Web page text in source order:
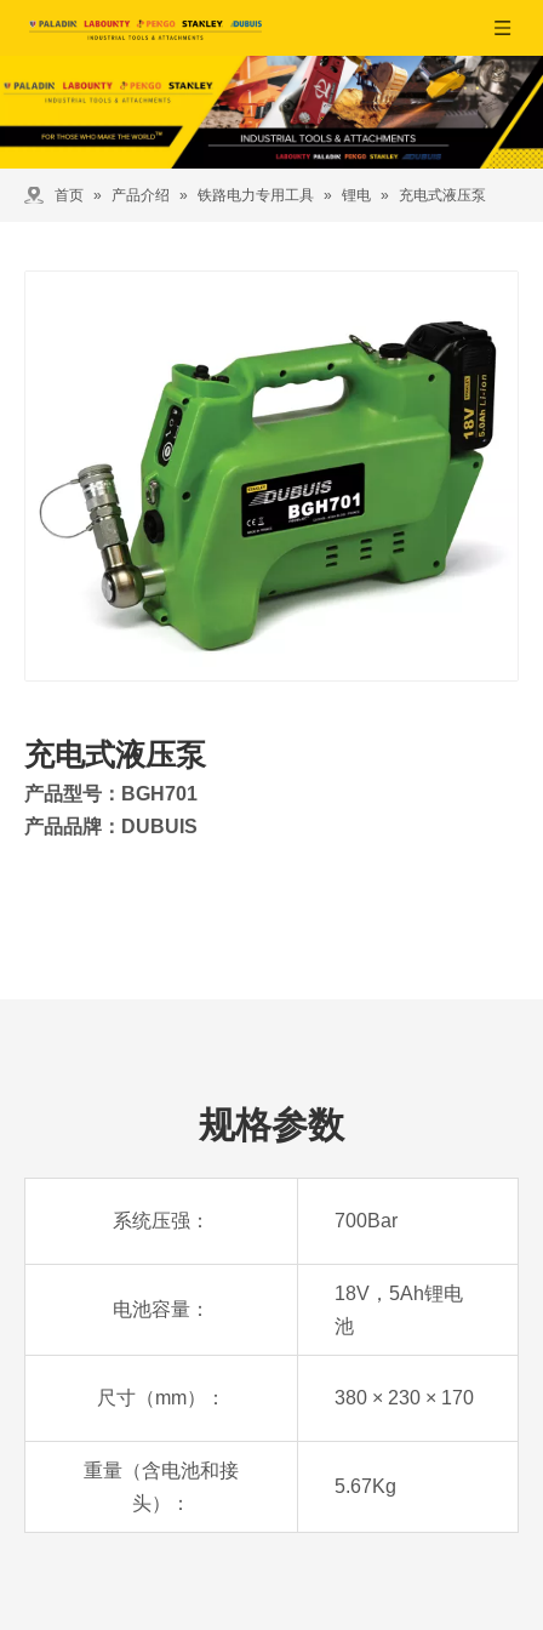
首页 » 产品介绍 » 铁路电力专用工具 » 锂电 » 充电式液压泵
充电式液压泵
产品型号：BGH701
产品品牌：DUBUIS
规格参数
系统压强： 700Bar
电池容量：
18V，5Ah锂电
池
尺寸（mm）： 380 × 230 × 170
重量（含电池和接
头）：
5.67Kg